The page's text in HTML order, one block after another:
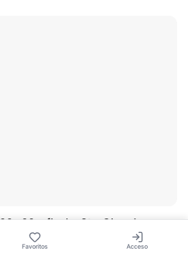
· 60m flecha 8t – Obra de gran
Favoritos Acceso